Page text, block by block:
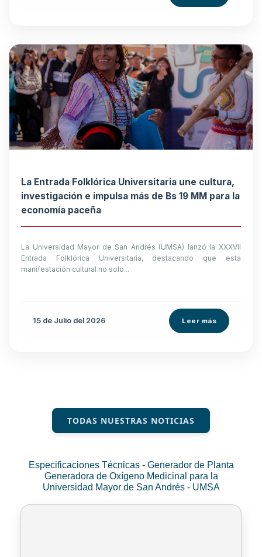
La Entrada Folklórica Universitaria une cultura,
investigación e impulsa más de Bs 19 MM para la
economía paceña
La Universidad Mayor de San Andrés (UMSA) lanzó la XXXVII
Entrada Folklórica Universitaria, destacando que esta
manifestación cultural no solo...
15 de Julio del 2026 Leer más
TODAS NUESTRAS NOTICIAS
Especificaciones Técnicas - Generador de Planta
Generadora de Oxígeno Medicinal para la
Universidad Mayor de San Andrés - UMSA